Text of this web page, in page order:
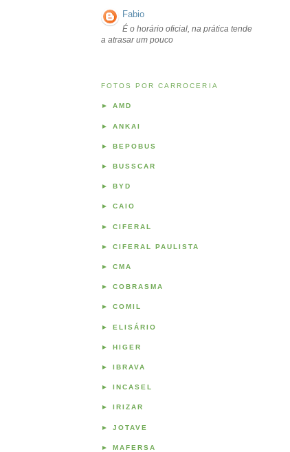
Fabio
É o horário oficial, na prática tende
a atrasar um pouco
FOTOS POR CARROCERIA
► AMD
► ANKAI
► BEPOBUS
► BUSSCAR
► BYD
► CAIO
► CIFERAL
► CIFERAL PAULISTA
► CMA
► COBRASMA
► COMIL
► ELISÁRIO
► HIGER
► IBRAVA
► INCASEL
► IRIZAR
► JOTAVE
► MAFERSA